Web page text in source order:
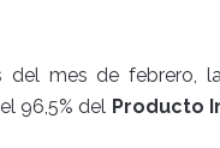
del mes de febrero,
96,5% del Producto